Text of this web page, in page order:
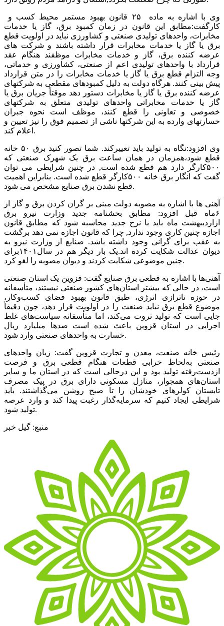
کارگفت:مطابق این قانون در زمان کمبود برق، گاز یا خدمات
مخابرات، واحدهای تولیدی صنعتی و کشاورزی نباید در اولویت قطع
برق یا گاز یا خدمات مخابرات قرار داشته باشند و شرکت های
عرضه‌ کننده برق، گاز و خدمات مخابرات موظفند هنگام عقد
قرارداد با واحدهای تولیدی اعم از صنعتی، کشاورزی و خدماتی،
وجه التزام قطع برق یا گاز یا خدمات مخابرات را در متن قرارداد
پیش ‌بینی کنند. هرگاه دولت به دلیل کمبودهای مقطعی به شرکتهای
عرضه‌ کننده برق یا گاز یا مخابرات دستور دهد موقتاً جریان برق یا
گاز یا خدمات مخابراتی واحدهای تولیدی متعلق به شرکتهای
خصوصی و تعاونی را قطع کنند، موظف است نحوه جبران
خسارتهای وارده به این شرکتها ناشی از تصمیم فوق را نیز تعیین و
اعلام کند.
وی افزود:نگاه به تولید باید تغییرکند. شما تصور کنید برق ۵۰ خانه
قطع شود،همزمان در همان ساعت برق یک شهرک صنعتی که
۵۰۰کارگر دارد هم قطع شده است, در چنین شرایطی می توان
گفت که انگار برق خانه ۵۰۰کارگر قطع شده است. بنابراین اهمیت
قطع نشدن برق صنایع مشخص می شود.
آهنی ها با اشاره به مصوبه دولت مبنی بر گران کردن برق و گاز از
۶ماه قبل افزود: مطابق بخشنامه جدید وزارت نیرو برق
ازاردیبهشت ماه باید با نرخ جدید محاسبه شود که مطابق قانون
اجازه چنین کاری وجود ندارد, چرا که قانون اجازه نمی دهد برگشت
به عقب برای گرانی وجود داشته باشد. صنایع از وزارت نیرو به
دیوان عدالت شکایت کرده اند.یک بار دیگر هم در سال۱۴۰۱برای
چنین موضوعی شکایت کردند و دیوان مصوبه را لغو کرد.
آهنی‌ها با اشاره به قطعی برق صنایع گفت: قزوین یک استان صنعتی
است، در حالی که بیشتر استان‌های کشور صنعتی نیستند، متأسفانه
در حوزه ناترازی انرژی، طبق قانون بهبود فضای کسب‌وکار،
موضوع قطع برق نباید صنعت را در اولویت قرار دهد، چون دقیقاً
جایی است که تولید ثروت می‌کند، اما متأسفانه سیاست‌های غلط
اجرایی در استان قزوین باعث شده است صدها میلیارد ریال
خسارت به واحدهای صنعتی وارد شود.
رئیس خانه صنعت، معدن و تجارت قزوین گفت: زیان واحدهای
صنعتی به‌لحاظ خرابی قطعات هنگام قطعی برق و فرصت
ازدست‌رفته تولید بود و این درحالی است که در استان ما و سایر
استان‌های همجوار، منازل مسکونی دارای برق در پیک مصرف
تابستان کولرهای خودشان را تا صبح روشن می‌گذاشتند. باید
شرایطی ایجاد کنیم که سرمایه‌گذار رغبت پیدا کند و وارد عرصه
تولید شود.
منبع: گیل خبر